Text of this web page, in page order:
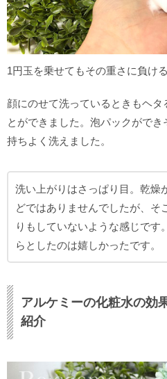
1円玉を乗せてもその重さに負け
顔にのせて洗っているときもヘ
とができました。泡パックがで
持ちよく洗えました。
洗い上がりはさっぱり目。乾燥
どではありませんでしたが、そ
りもしていないような感じです
らとしたのは嬉しかったです。
アルケミーの化粧水の効
紹介